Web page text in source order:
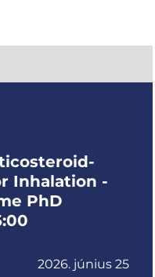
Inhalation -
PhD
2026. június 25